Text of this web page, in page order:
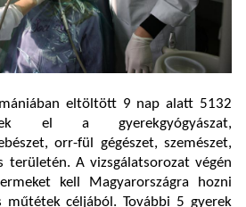
eltöltött 9 nap alatt 5132
el a gyerekgyógyászat,
orr-fül gégészet, szemészet,
területén. A vizsgálatsorozat végén
kell Magyarországra hozni
műtétek céljából. További 5 gyerek